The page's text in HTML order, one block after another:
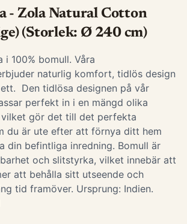
- Zola Natural Cotton
(Storlek: Ø 240 cm)
i 100% bomull. Våra
naturlig komfort, tidlös design
Den tidlösa designen på vår
perfekt in i en mängd olika
vilket gör det till det perfekta
du är ute efter att förnya ditt hem
din befintliga inredning. Bomull är
och slitstyrka, vilket innebär att
att behålla sitt utseende och
tid framöver. Ursprung: Indien.